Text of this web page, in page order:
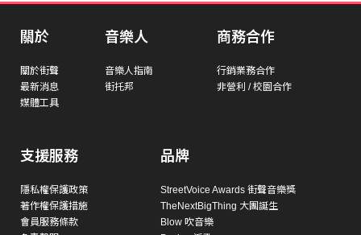
關於
關於街聲
最新消息
媒體工具
音樂人
音樂人指南
街托邦
商務合作
行銷業務合作
非營利 / 校園合作
支援服務
隱私權保護政策
著作權保護措施
會員服務條款
品牌
StreetVoice Awards 街聲音樂獎
TheNextBigThing 大團誕生
Blow 吹音樂